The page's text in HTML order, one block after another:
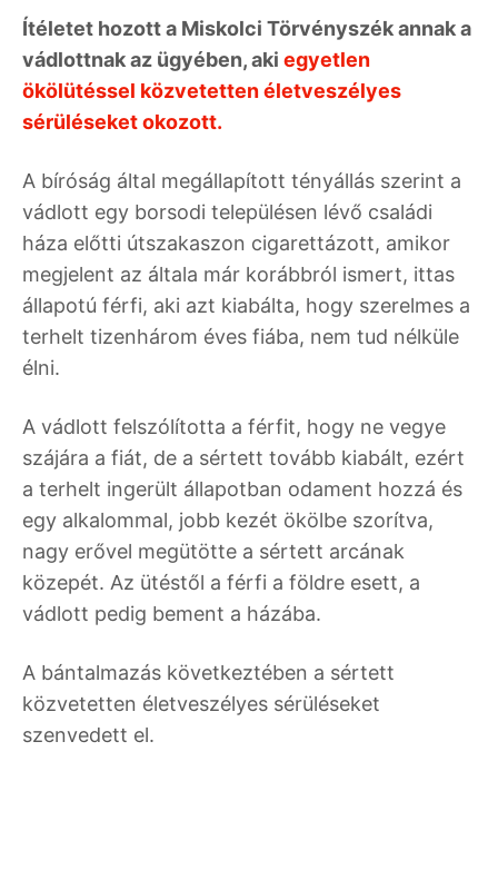
Ítéletet hozott a Miskolci Törvényszék annak a
vádlottnak az ügyében, aki egyetlen
ökölütéssel közvetetten életveszélyes
sérüléseket okozott.
A bíróság által megállapított tényállás szerint a
vádlott egy borsodi településen lévő családi
háza előtti útszakaszon cigarettázott, amikor
megjelent az általa már korábbról ismert, ittas
állapotú férfi, aki azt kiabálta, hogy szerelmes a
terhelt tizenhárom éves fiába, nem tud nélküle
élni.
A vádlott felszólította a férfit, hogy ne vegye
szájára a fiát, de a sértett tovább kiabált, ezért
a terhelt ingerült állapotban odament hozzá és
egy alkalommal, jobb kezét ökölbe szorítva,
nagy erővel megütötte a sértett arcának
közepét. Az ütéstől a férfi a földre esett, a
vádlott pedig bement a házába.
A bántalmazás következtében a sértett
közvetetten életveszélyes sérüléseket
szenvedett el.